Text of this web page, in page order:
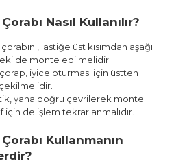
Nasıl Kullanılır?
lastiğe üst kısımdan aşağı
monte edilmelidir.
iyice oturması için üstten
yana doğru çevrilerek monte
de işlem tekrarlanmalıdır.
Kullanmanın